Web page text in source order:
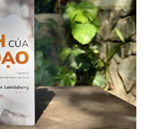
Podcast
Câu chuyện thời sự
Đọc truyện đêm khuya
Cửa sổ tình yêu
Kể chuyện cho bé
Hạt giống tâm hồn